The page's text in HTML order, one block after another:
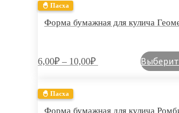
🐣 Пасха
Форма бумажная для кулича
6,00₽ – 10,00₽
🐣 Пасха
Форма бумажная для кулича